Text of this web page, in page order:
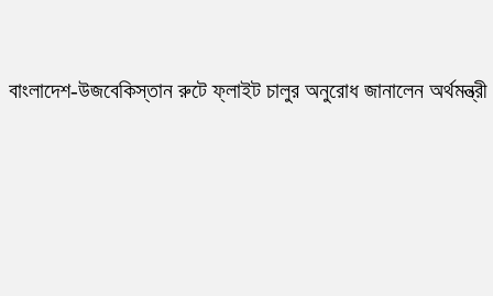
বাংলাদেশ-উজবেকিস্তান রুটে ফ্লাইট চালুর অনুরোধ জানালেন অর্থমন্ত্রী